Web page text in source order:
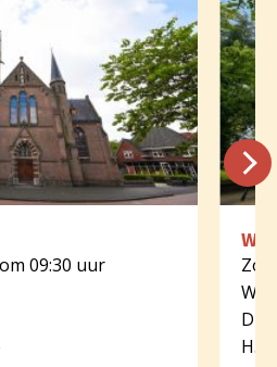
09:30 uur
Zo
H.